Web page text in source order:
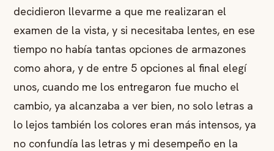
decidieron llevarme a que me realizaran el
examen de la vista, y si necesitaba lentes, en ese
tiempo no había tantas opciones de armazones
como ahora, y de entre 5 opciones al final elegí
unos, cuando me los entregaron fue mucho el
cambio, ya alcanzaba a ver bien, no solo letras a
lo lejos también los colores eran más intensos, ya
no confundía las letras y mi desempeño en la